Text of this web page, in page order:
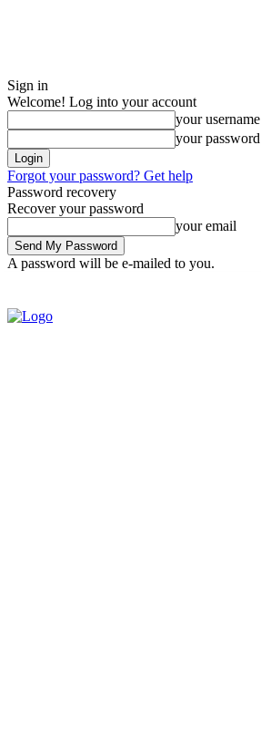
Sign in
Welcome! Log into your account
your username
your password
Forgot your password? Get help
Password recovery
Recover your password
your email
A password will be e-mailed to you.